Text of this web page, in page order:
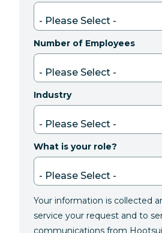
Number of Employees
Industry
What is your role?
Your information is collected
service your request and to
communications from